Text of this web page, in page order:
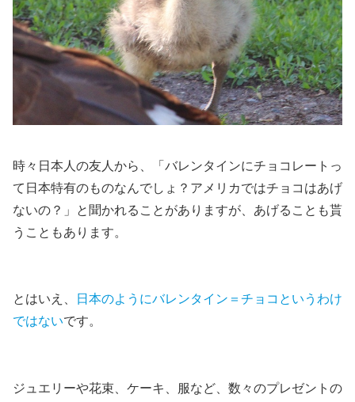
時々日本人の友人から、
「バレンタインにチョコレートっ
て日本特有のものなんでしょ？アメリカではチョコはあげ
ないの？」
と聞かれることがありますが、 あげることも貰
うこともあります。
とはいえ、
日本のようにバレンタイン＝チョコというわけ
ではないです。
ジュエリーや花束、ケーキ、服など、数々のプレゼントの